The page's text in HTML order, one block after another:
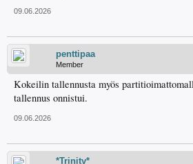
09.06.2026
penttipaa
Member
Kokeilin tallennusta myös
tallennus onnistui.
09.06.2026
*Trinity*